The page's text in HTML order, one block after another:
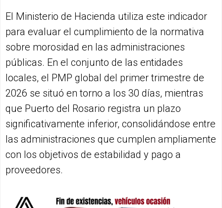
El Ministerio de Hacienda utiliza este indicador
para evaluar el cumplimiento de la normativa
sobre morosidad en las administraciones
públicas. En el conjunto de las entidades
locales, el PMP global del primer trimestre de
2026 se situó en torno a los 30 días, mientras
que Puerto del Rosario registra un plazo
significativamente inferior, consolidándose entre
las administraciones que cumplen ampliamente
con los objetivos de estabilidad y pago a
proveedores.